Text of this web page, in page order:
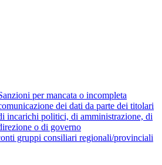
per mancata o incompleta
dei dati da parte dei titolari
incarichi politici, di amministrazione, di
o di governo
gruppi consiliari regionali/provinciali